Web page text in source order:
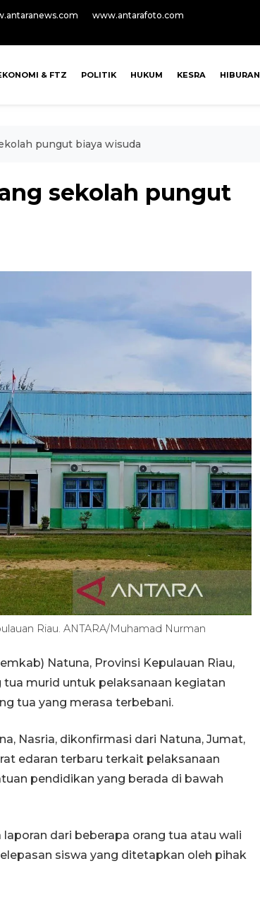
www.antarafoto.com
& FTZ POLITIK HUKUM KESRA HIBURAN
pungut biaya wisuda
sekolah pungut
Riau. ANTARA/Muhamad Nurman
Natuna, Provinsi Kepulauan Riau,
murid untuk pelaksanaan kegiatan
tua yang merasa terbebani.
Nasria, dikonfirmasi dari Natuna, Jumat,
edaran terbaru terkait pelaksanaan
pendidikan yang berada di bawah
dari beberapa orang tua atau wali
siswa yang ditetapkan oleh pihak